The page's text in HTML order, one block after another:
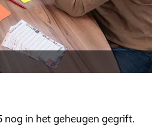
nog in het geheugen gegrift.